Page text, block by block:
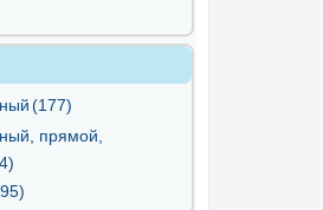
(177)
прямой,